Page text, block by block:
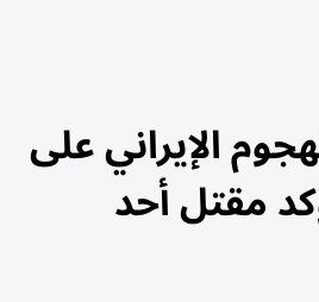
الإيراني على
مقتل أحد